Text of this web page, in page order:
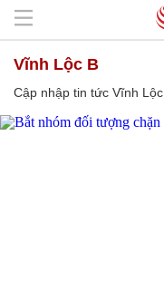
Vĩnh Lộc B
Cập nhập tin tức Vĩnh